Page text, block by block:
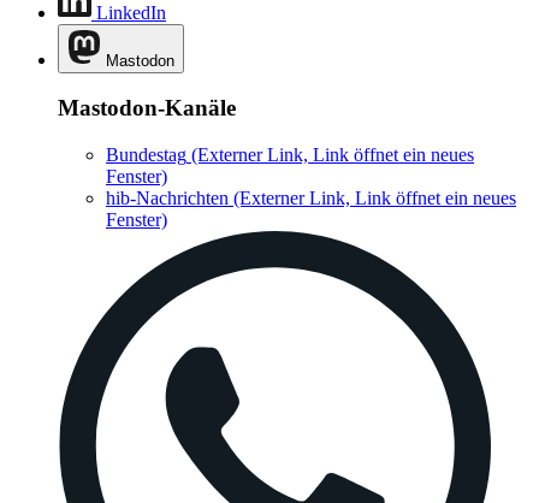
LinkedIn
Mastodon
Mastodon-Kanäle
Bundestag (Externer Link, Link öffnet ein neues
Fenster)
hib-Nachrichten (Externer Link, Link öffnet ein neues
Fenster)